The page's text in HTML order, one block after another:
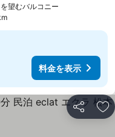
望むバルコニー
料金を表示
シェア お